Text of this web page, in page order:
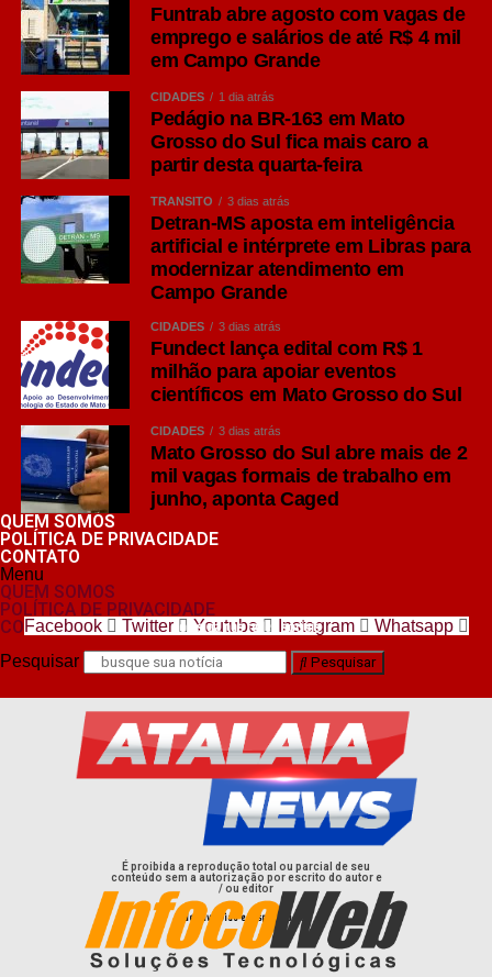
Funtrab abre agosto com vagas de
emprego e salários de até R$ 4 mil
em Campo Grande
CIDADES 1 dia atrás
Pedágio na BR-163 em Mato
Grosso do Sul fica mais caro a
partir desta quarta-feira
TRÂNSITO 3 dias atrás
Detran-MS aposta em inteligência
artificial e intérprete em Libras para
modernizar atendimento em
Campo Grande
CIDADES 3 dias atrás
Fundect lança edital com R$ 1
milhão para apoiar eventos
científicos em Mato Grosso do Sul
CIDADES 3 dias atrás
Mato Grosso do Sul abre mais de 2
mil vagas formais de trabalho em
junho, aponta Caged
QUEM SOMOS
POLÍTICA DE PRIVACIDADE
CONTATO
Menu
QUEM SOMOS
POLÍTICA DE PRIVACIDADE
CONTATO
nos siga nas redes sociais
Facebook Twitter Youtube Instagram
Whatsapp
Pesquisar
Pesquisar
É proibida a reprodução total ou parcial de seu
conteúdo sem a autorização por escrito do autor e
/ ou editor
desenvolvido e hospedado por